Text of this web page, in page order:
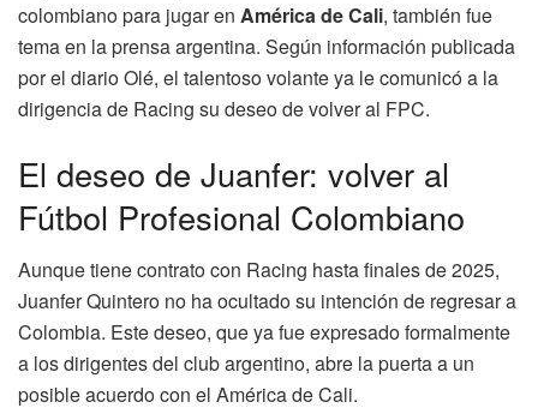
colombiano para jugar en América de Cali, también fue
tema en la prensa argentina. Según información publicada
por el diario Olé, el talentoso volante ya le comunicó a la
dirigencia de Racing su deseo de volver al FPC.
El deseo de Juanfer: volver al
Fútbol Profesional Colombiano
Aunque tiene contrato con Racing hasta finales de 2025,
Juanfer Quintero no ha ocultado su intención de regresar a
Colombia. Este deseo, que ya fue expresado formalmente
a los dirigentes del club argentino, abre la puerta a un
posible acuerdo con el América de Cali.